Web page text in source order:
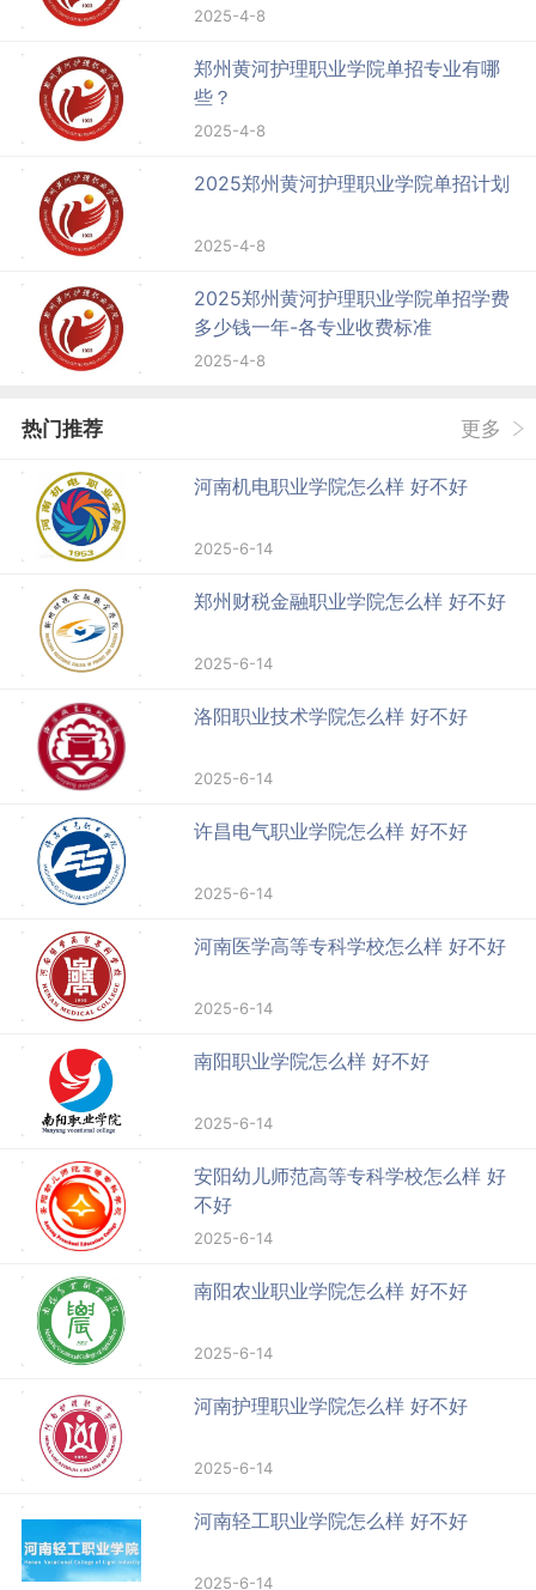
2025-4-8
郑州黄河护理职业学院单招专业有哪
些？
2025-4-8
2025郑州黄河护理职业学院单招计划
2025-4-8
2025郑州黄河护理职业学院单招学费
多少钱一年-各专业收费标准
2025-4-8
热门推荐 更多
河南机电职业学院怎么样 好不好
2025-6-14
郑州财税金融职业学院怎么样 好不好
2025-6-14
洛阳职业技术学院怎么样 好不好
2025-6-14
许昌电气职业学院怎么样 好不好
2025-6-14
河南医学高等专科学校怎么样 好不好
2025-6-14
南阳职业学院怎么样 好不好
2025-6-14
安阳幼儿师范高等专科学校怎么样 好
不好
2025-6-14
南阳农业职业学院怎么样 好不好
2025-6-14
河南护理职业学院怎么样 好不好
2025-6-14
河南轻工职业学院怎么样 好不好
2025-6-14